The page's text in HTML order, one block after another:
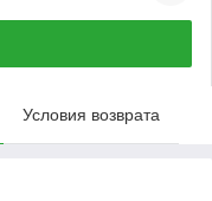
Условия возврата